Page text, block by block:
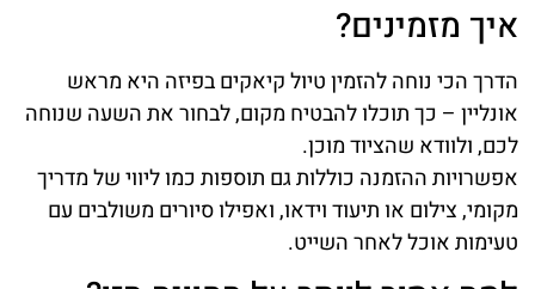
איך מזמינים?
הדרך הכי נוחה להזמין טיול קיאקים בפיזה היא מראש
אונליין – כך תוכלו להבטיח מקום, לבחור את השעה שנוחה
לכם, ולוודא שהציוד מוכן.
אפשרויות ההזמנה כוללות גם תוספות כמו ליווי של מדריך
מקומי, צילום או תיעוד וידאו, ואפילו סיורים משולבים עם
טעימות אוכל לאחר השייט.